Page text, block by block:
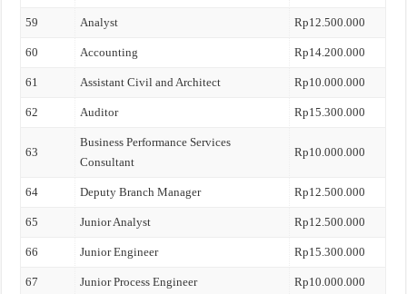
59 Analyst Rp12.500.000
60 Accounting Rp14.200.000
61 Assistant Civil and Architect Rp10.000.000
62 Auditor Rp15.300.000
63
Business Performance Services
Consultant
Rp10.000.000
64 Deputy Branch Manager Rp12.500.000
65 Junior Analyst Rp12.500.000
66 Junior Engineer Rp15.300.000
67 Junior Process Engineer Rp10.000.000